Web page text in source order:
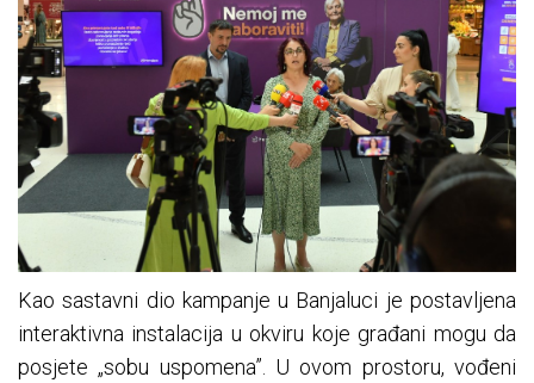
Kao sastavni dio kampanje u Banjaluci je postavljena
interaktivna instalacija u okviru koje građani mogu da
posjete „sobu uspomena”. U ovom prostoru, vođeni